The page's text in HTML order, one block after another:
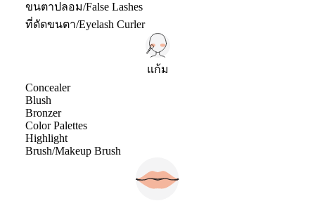
ขนตาปลอม/False Lashes
ที่ดัดขนตา/Eyelash Curler
แก้ม
Concealer
Blush
Bronzer
Color Palettes
Highlight
Brush/Makeup Brush